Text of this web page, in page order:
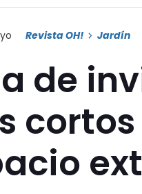
Revista OH! Jardín
de